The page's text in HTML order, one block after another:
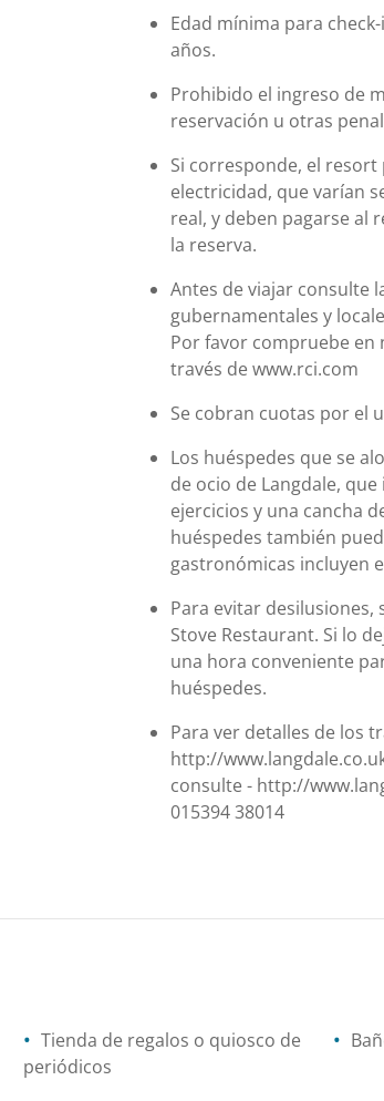
Edad mínima para
años.
Prohibido el ingreso de
reservación u otras
Si corresponde, el
electricidad, que varían
real, y deben pagarse al
la reserva.
Antes de viajar consulte
gubernamentales y
Por favor compruebe en
través de www.rci.com
Se cobran cuotas por el
Los huéspedes que se
de ocio de Langdale,
ejercicios y una cancha
huéspedes también
gastronómicas incluyen
Para evitar
Stove Restaurant. Si lo
una hora conveniente
huéspedes.
Para ver detalles de los
http://
consulte - http://
015394 38014
Tienda de regalos o quiosco de
periódicos